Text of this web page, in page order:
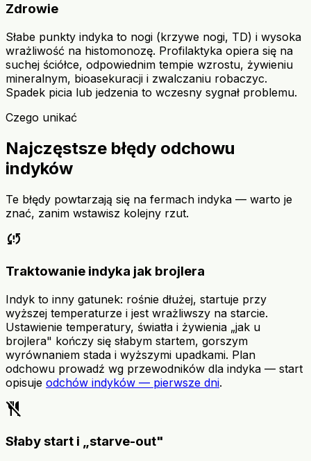
Zdrowie
Słabe punkty indyka to nogi (krzywe nogi, TD) i wysoka
wrażliwość na histomonozę. Profilaktyka opiera się na
suchej ściółce, odpowiednim tempie wzrostu, żywieniu
mineralnym, bioasekuracji i zwalczaniu robaczyc.
Spadek picia lub jedzenia to wczesny sygnał problemu.
Czego unikać
Najczęstsze błędy odchowu
indyków
Te błędy powtarzają się na fermach indyka — warto je
znać, zanim wstawisz kolejny rzut.
sync_problem
Traktowanie indyka jak brojlera
Indyk to inny gatunek: rośnie dłużej, startuje przy
wyższej temperaturze i jest wrażliwszy na starcie.
Ustawienie temperatury, światła i żywienia „jak u
brojlera" kończy się słabym startem, gorszym
wyrównaniem stada i wyższymi upadkami. Plan
odchowu prowadź wg przewodników dla indyka — start
opisuje odchów indyków — pierwsze dni.
no_meals
Słaby start i „starve-out"